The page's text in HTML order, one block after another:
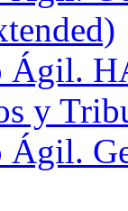
Ágil.
y